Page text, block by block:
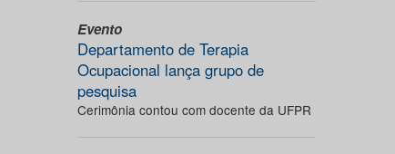
Evento
Departamento de Terapia
Ocupacional lança grupo de
pesquisa
Cerimônia contou com docente da UFPR